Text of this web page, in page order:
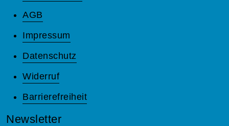
AGB
Impressum
Datenschutz
Widerruf
Barrierefreiheit
Newsletter